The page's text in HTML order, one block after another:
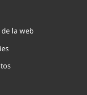
la web